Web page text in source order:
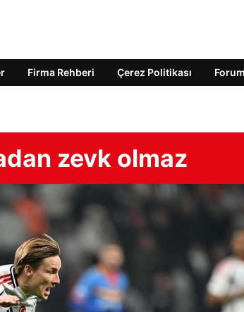
Firma Rehberi Çerez Politikası Forum
zevk olmaz